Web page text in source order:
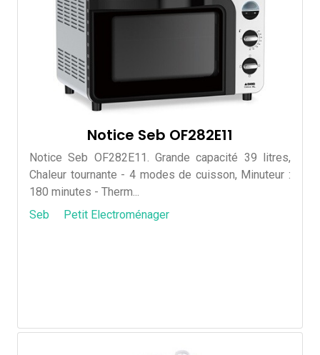
Notice Seb OF282E11
Notice Seb OF282E11. Grande capacité 39 litres,
Chaleur tournante - 4 modes de cuisson, Minuteur :
180 minutes - Therm...
Seb
Petit Electroménager